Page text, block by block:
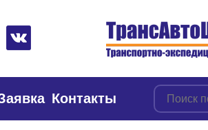
Контакты